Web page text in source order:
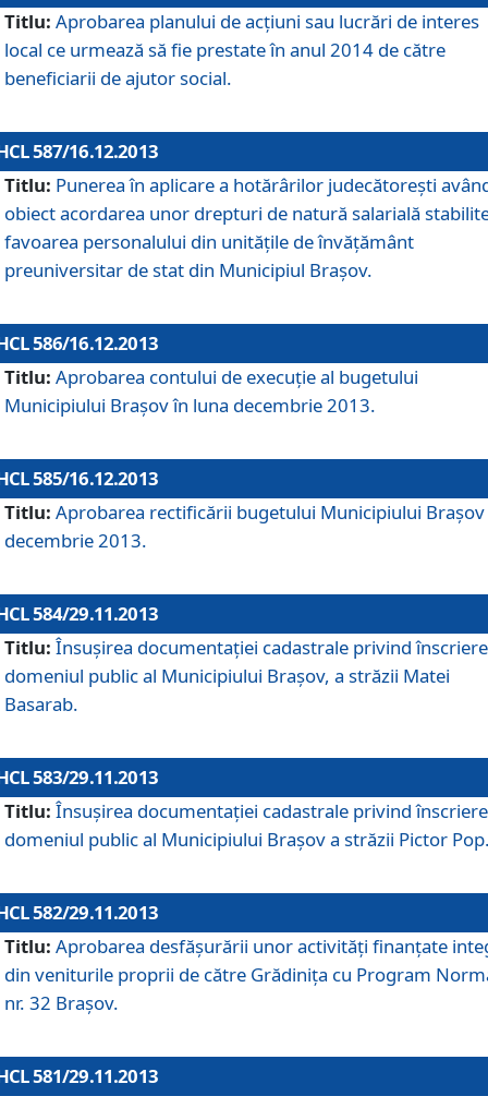
Titlu: Aprobarea planului de acţiuni sau lucrări de interes
local ce urmează să fie prestate în anul 2014 de către
beneficiarii de ajutor social.
587/16.12.2013
Titlu: Punerea în aplicare a hotărârilor judecătoreşti
obiect acordarea unor drepturi de natură salarială
favoarea personalului din unităţile de învăţământ
preuniversitar de stat din Municipiul Braşov.
586/16.12.2013
Titlu: Aprobarea contului de execuţie al bugetului
Municipiului Braşov în luna decembrie 2013.
585/16.12.2013
Titlu: Aprobarea rectificării bugetului Municipiului Braşov
decembrie 2013.
584/29.11.2013
Titlu: Însuşirea documentaţiei cadastrale privind
domeniul public al Municipiului Braşov, a străzii Matei
Basarab.
583/29.11.2013
Titlu: Însuşirea documentaţiei cadastrale privind
domeniul public al Municipiului Braşov a străzii Pictor
582/29.11.2013
Titlu: Aprobarea desfăşurării unor activităţi finanţate
din veniturile proprii de către Grădiniţa cu Program
nr. 32 Braşov.
581/29.11.2013